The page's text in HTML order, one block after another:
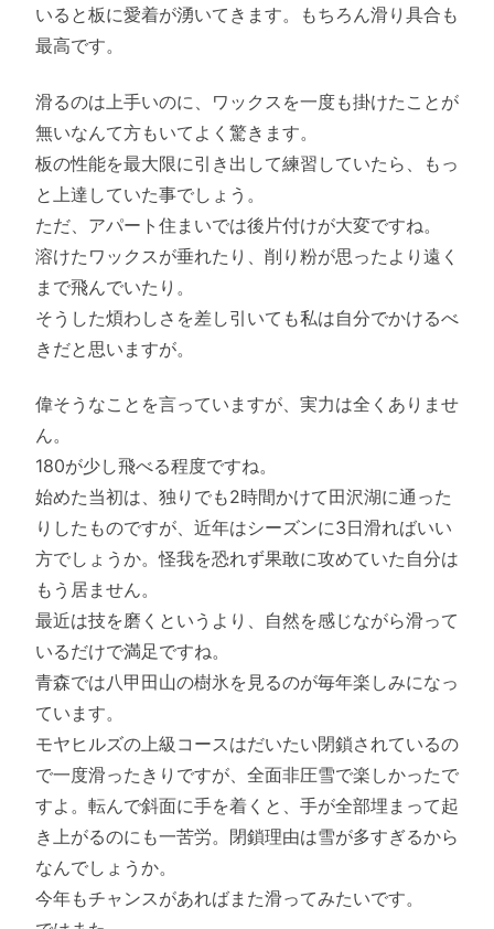
いると板に愛着が湧いてきます。もちろん滑り具合も
最高です。
滑るのは上手いのに、ワックスを一度も掛けたことが
無いなんて方もいてよく驚きます。
板の性能を最大限に引き出して練習していたら、もっ
と上達していた事でしょう。
ただ、アパート住まいでは後片付けが大変ですね。
溶けたワックスが垂れたり、削り粉が思ったより遠く
まで飛んでいたり。
そうした煩わしさを差し引いても私は自分でかけるべ
きだと思いますが。
偉そうなことを言っていますが、実力は全くありませ
ん。
180が少し飛べる程度ですね。
始めた当初は、独りでも2時間かけて田沢湖に通った
りしたものですが、近年はシーズンに3日滑ればいい
方でしょうか。怪我を恐れず果敢に攻めていた自分は
もう居ません。
最近は技を磨くというより、自然を感じながら滑って
いるだけで満足ですね。
青森では八甲田山の樹氷を見るのが毎年楽しみになっ
ています。
モヤヒルズの上級コースはだいたい閉鎖されているの
で一度滑ったきりですが、全面非圧雪で楽しかったで
すよ。転んで斜面に手を着くと、手が全部埋まって起
き上がるのにも一苦労。閉鎖理由は雪が多すぎるから
なんでしょうか。
今年もチャンスがあればまた滑ってみたいです。